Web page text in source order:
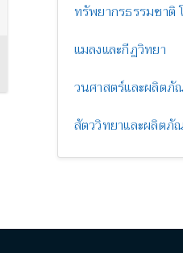
แมลงและกีฏวิทยา
วนศาสตร์และผลิตภั
สัตววิทยาและผลิตภั